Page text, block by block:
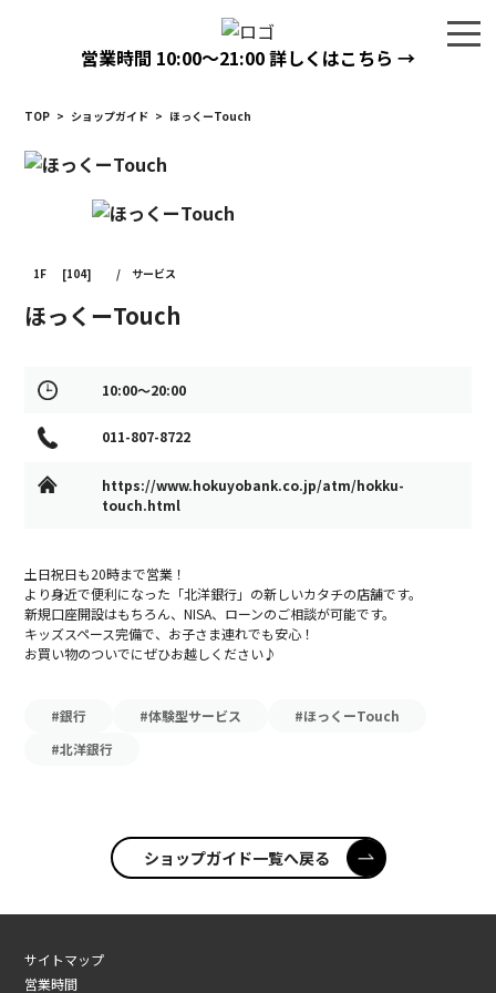
営業時間 10:00〜21:00詳しくはこちら →
TOP > ショップガイド > ほっくーTouch
1F [104] / サービス
ほっくーTouch
10:00～20:00
011-807-8722
https://www.hokuyobank.co.jp/atm/hokku-
touch.html
土日祝日も20時まで営業！
より身近で便利になった「北洋銀行」の新しいカタチの店舗です。
新規口座開設はもちろん、NISA、ローンのご相談が可能です。
キッズスペース完備で、お子さま連れでも安心！
お買い物のついでにぜひお越しください♪
#銀行 #体験型サービス
#ほっくーTouch
#北洋銀行
ショップガイド一覧へ戻る
サイトマップ
営業時間